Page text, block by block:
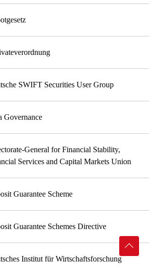
SWIFT Securities User Group
Governance
General for Financial Stability,
Services and Capital Markets Union
Guarantee Scheme
Guarantee Schemes Directive
Institut für Wirtschaftsforschung